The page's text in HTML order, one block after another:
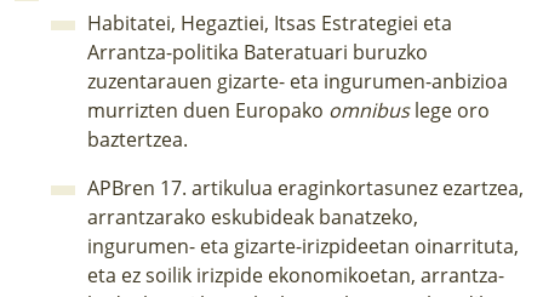
Habitatei, Hegaztiei, Itsas Estrategiei eta
Arrantza-politika Bateratuari buruzko
zuzentarauen gizarte- eta ingurumen-anbizioa
murrizten duen Europako omnibuslege oro
baztertzea.
APBren 17. artikulua eraginkortasunez ezartzea,
arrantzarako eskubideak banatzeko,
ingurumen- eta gizarte-irizpideetan oinarrituta,
eta ez soilik irizpide ekonomikoetan, arrantza-